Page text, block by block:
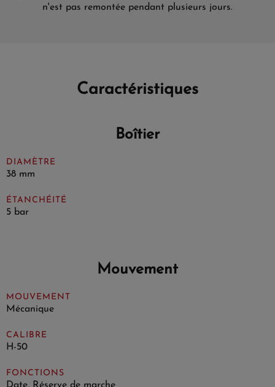
n'est pas remontée pendant plusieurs jours.
Caractéristiques
Boîtier
DIAMÈTRE
38 mm
ÉTANCHÉITÉ
5 bar
Mouvement
MOUVEMENT
Mécanique
CALIBRE
H-50
FONCTIONS